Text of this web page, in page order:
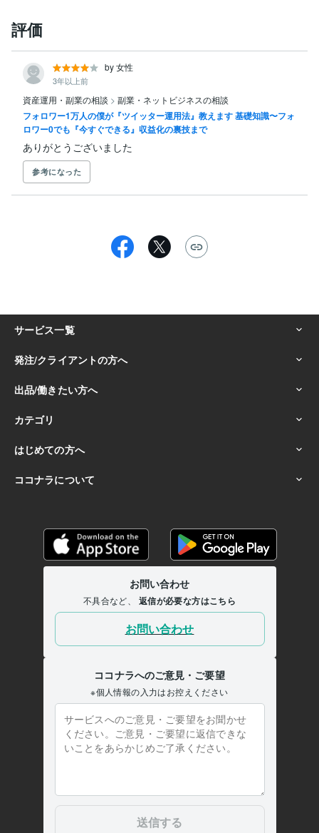
どうぞよろしくお願いいたします。
評価
by 女性
3年以上前
資産運用・副業の相談 > 副業・ネットビジネスの相談
フォロワー1万人の僕が『ツイッター運用法』教えます 基礎知識〜フォ
ロワー0でも『今すぐできる』収益化の裏技まで
ありがとうございました
参考になった